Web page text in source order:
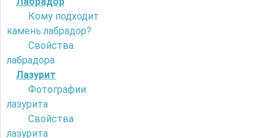
Кому подходит
камень лабрадор?
Свойства
лабрадора
Лазурит
Фотографии
лазурита
Свойства
лазурита